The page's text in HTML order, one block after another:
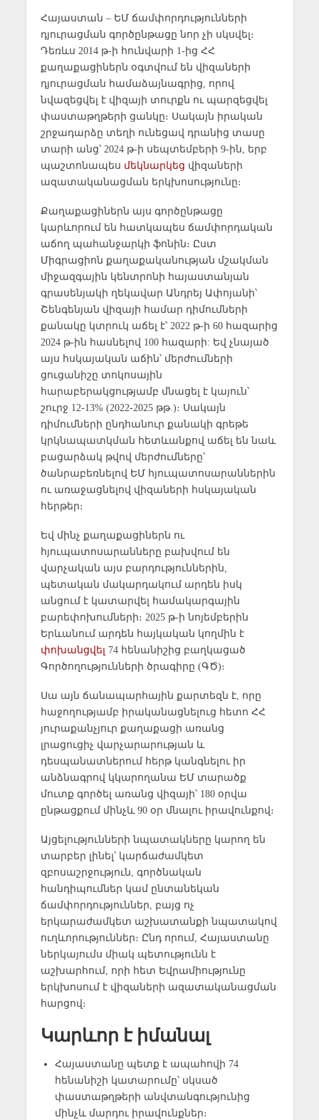
Հայաստան – ԵՄ ճամփորդությունների
դյուրացման գործընթացը նոր չի սկսվել։
Դեռևս 2014 թ-ի հունվարի 1-ից ՀՀ
քաղաքացիներն օգտվում են վիզաների
դյուրացման համաձայնագրից, որով
նվազեցվել է վիզայի տուրքն ու պարզեցվել
փաստաթղթերի ցանկը։ Սակայն իրական
շրջադարձը տեղի ունեցավ դրանից տասը
տարի անց՝ 2024 թ-ի սեպտեմբերի 9-ին, երբ
պաշտոնապես մեկնարկեց վիզաների
ազատականացման երկխոսությունը։
Քաղաքացիներն այս գործընթացը
կարևորում են հատկապես ճամփորդական
աճող պահանջարկի ֆոնին։ Ըստ
Միգրացիոն քաղաքականության մշակման
միջազգային կենտրոնի հայաստանյան
գրասենյակի ղեկավար Անդրեյ Ափոյանի՝
Շենգենյան վիզայի համար դիմումների
քանակը կտրուկ աճել է՝ 2022 թ-ի 60 հազարից
2024 թ-ին հասնելով 100 հազարի: Եվ չնայած
այս հսկայական աճին՝ մերժումների
ցուցանիշը տոկոսային
հարաբերակցությամբ մնացել է կայուն՝
շուրջ 12-13% (2022-2025 թթ.)։ Սակայն
դիմումների ընդհանուր քանակի գրեթե
կրկնապատկման հետևանքով աճել են նաև
բացարձակ թվով մերժումները՝
ծանրաբեռնելով ԵՄ հյուպատոսարաններին
ու առաջացնելով վիզաների հսկայական
հերթեր։
Եվ մինչ քաղաքացիներն ու
հյուպատոսարանները բախվում են
վարչական այս բարդություններին,
պետական մակարդակում արդեն իսկ
անցում է կատարվել համակարգային
բարեփոխումների։ 2025 թ-ի նոյեմբերին
Երևանում արդեն հայկական կողմին է
փոխանցվել 74 հենանիշից բաղկացած
Գործողությունների ծրագիրը (ԳԾ)։
Սա այն ճանապարհային քարտեզն է, որը
հաջողությամբ իրականացնելուց հետո ՀՀ
յուրաքանչյուր քաղաքացի առանց
լրացուցիչ վարչարարության և
դեսպանատներում հերթ կանգնելու իր
անձնագրով կկարողանա ԵՄ տարածք
մուտք գործել առանց վիզայի՝ 180 օրվա
ընթացքում մինչև 90 օր մնալու իրավունքով։
Այցելությունների նպատակները կարող են
տարբեր լինել՝ կարճաժամկետ
զբոսաշրջություն, գործնական
հանդիպումներ կամ ընտանեկան
ճամփորդություններ, բայց ոչ
երկարաժամկետ աշխատանքի նպատակով
ուղևորություններ։ Ընդ որում, Հայաստանը
ներկայումս միակ պետությունն է
աշխարհում, որի հետ Եվրամիությունը
երկխոսում է վիզաների ազատականացման
հարցով։
Կարևոր է իմանալ
Հայաստանը պետք է ապահովի 74
հենանիշի կատարումը՝ սկսած
փաստաթղթերի անվտանգությունից
մինչև մարդու իրավունքներ։